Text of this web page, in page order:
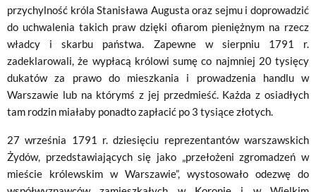
przychylność króla Stanisława Augusta oraz sejmu i doprowadzić
do uchwalenia takich praw dzięki ofiarom pieniężnym na rzecz
władcy i skarbu państwa. Zapewne w sierpniu 1791 r.
zadeklarowali, że wypłacą królowi sumę co najmniej 20 tysięcy
dukatów za prawo do mieszkania i prowadze­nia handlu w
Warszawie lub na którymś z jej przedmieść. Każda z osiadłych
tam rodzin miałaby ponadto zapłacić po 3 tysiące złotych.
27 września 1791 r. dziesięciu reprezentantów warszawskich
Żydów, przedstawiających się jako „przełożeni zgromadzeń w
mieście królewskim w Warszawie”, wystosowało odezwę do